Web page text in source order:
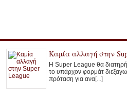
Καμία αλλαγή στην
Η Super League θα
το υπάρχον φορμάτ
πρόταση για ανα[...]